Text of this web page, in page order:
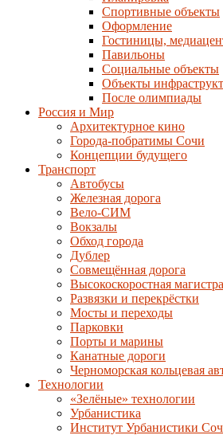
Спортивные объекты
Оформление
Гостиницы,
Павильоны
Социальные объекты
Объекты
После олимпиады
Россия и Мир
Архитектурное кино
Города-побратимы Сочи
Концепции будущего
Транспорт
Автобусы
Железная дорога
Вело-СИМ
Вокзалы
Обход города
Дублер
Совмещённая дорога
Высокоскоростная
Развязки и перекрёстки
Мосты и переходы
Парковки
Порты и марины
Канатные дороги
Черноморская кольцевая
Технологии
«Зелёные» технологии
Урбанистика
Институт Урбанистики